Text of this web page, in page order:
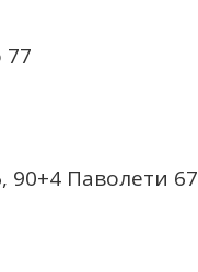
77
90+4 Паволети 67